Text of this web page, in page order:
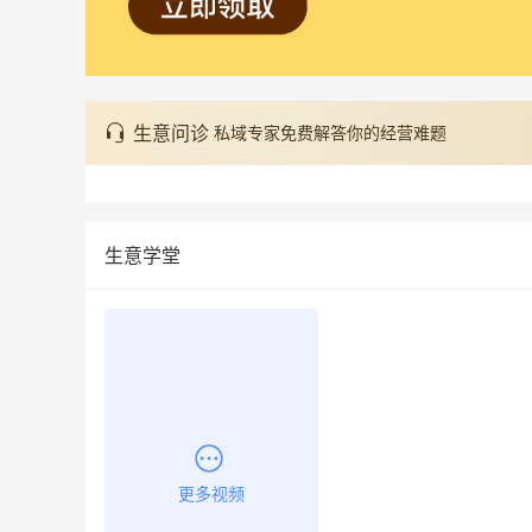
生意问诊 私域专家免费解答你的经营难题
生意学堂
更多视频